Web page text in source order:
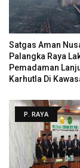
Satgas Aman
Palangka Raya
Pemadaman
Karhutla Di
P. RAYA